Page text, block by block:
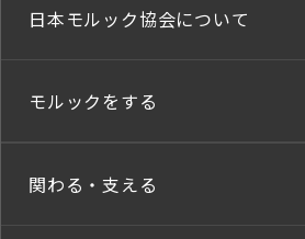
日本モルック協会について
モルックをする
関わる・支える